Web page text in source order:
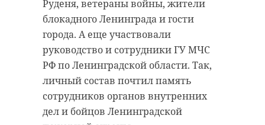
Руденя, ветераны войны, жители
блокадного Ленинграда и гости
города. А еще участвовали
руководство и сотрудники ГУ МЧС
РФ по Ленинградской области. Так,
личный состав почтил память
сотрудников органов внутренних
дел и бойцов Ленинградской
театрализованные номера,
минута молчания и церемония
возложения цветов к Вечному
огню.
В рамках программы также
работала полевая кухня, а для
гостей выступали творческие
Фото: https://t.me/AuroraSaintP/8375
северное сияние